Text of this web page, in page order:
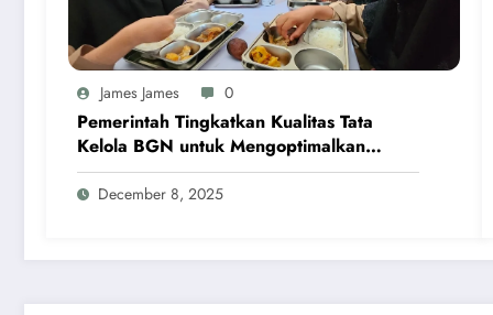
James James 0
Pemerintah Tingkatkan Kualitas Tata
Kelola BGN untuk Mengoptimalkan
Program MBG
December 8, 2025